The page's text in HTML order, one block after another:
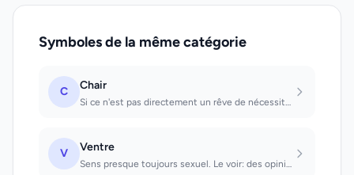
Symboles de la même catégorie
C Chair
Si ce n'est pas directement un rêve de nécessité, sens purement sexuel. Que l'on...
V Ventre
Sens presque toujours sexuel. Le voir: des opinions modernes tendent à passer au...